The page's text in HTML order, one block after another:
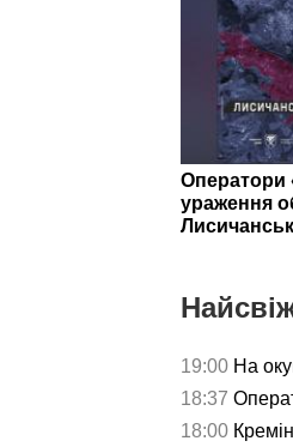
Оператори
ураження
19:00 На
18:37
18:00